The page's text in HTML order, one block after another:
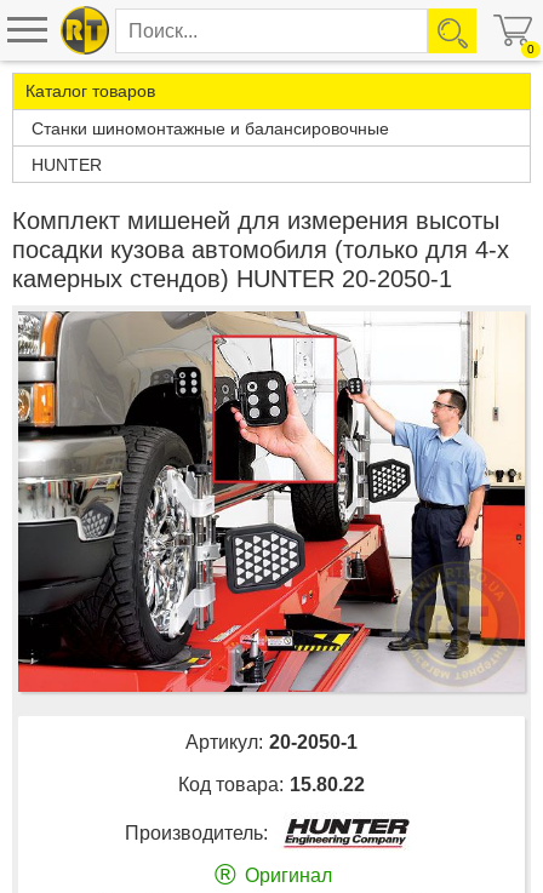
0
Каталог товаров
Станки шиномонтажные и балансировочные
HUNTER
Комплект мишеней для измерения высоты
посадки кузова автомобиля (только для 4-х
камерных стендов) HUNTER 20-2050-1
Артикул: 20-2050-1
Код товара: 15.80.22
Производитель:
® Оригинал